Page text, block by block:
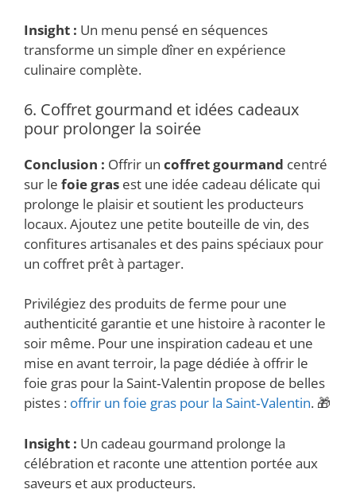
Insight : Un menu pensé en séquences
transforme un simple dîner en expérience
culinaire complète.
6. Coffret gourmand et idées cadeaux
pour prolonger la soirée
Conclusion : Offrir un coffret gourmand centré
sur le foie gras est une idée cadeau délicate qui
prolonge le plaisir et soutient les producteurs
locaux. Ajoutez une petite bouteille de vin, des
confitures artisanales et des pains spéciaux pour
un coffret prêt à partager.
Privilégiez des produits de ferme pour une
authenticité garantie et une histoire à raconter le
soir même. Pour une inspiration cadeau et une
mise en avant terroir, la page dédiée à offrir le
foie gras pour la Saint‑Valentin propose de belles
pistes : offrir un foie gras pour la Saint‑Valentin. 🎁
Insight : Un cadeau gourmand prolonge la
célébration et raconte une attention portée aux
saveurs et aux producteurs.